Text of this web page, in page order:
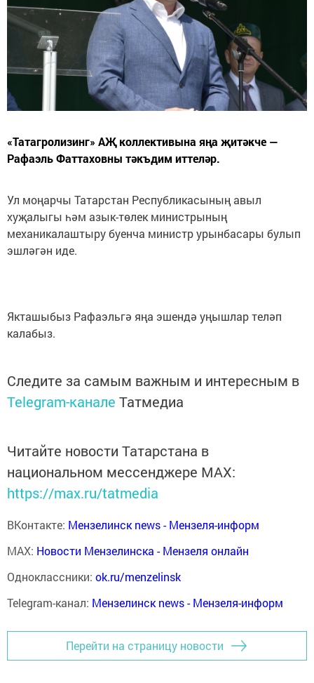
«Татагролизинг» АҖ коллективына яңа җитәкче —
Рафаэль Фаттаховны тәкъдим иттеләр.
Ул моңарчы Татарстан Республикасының авыл
хуҗалыгы һәм азык-төлек министрының
механикалаштыру буенча министр урынбасары булып
эшләгән иде.
Якташыбыз Рафаэльгә яңа эшендә уңышлар теләп
калабыз.
Следите за самым важным и интересным в
Telegram-канале Татмедиа
Читайте новости Татарстана в
национальном мессенджере MАХ:
https://max.ru/tatmedia
ВКонтакте: Мензелинск news - Мензеля-информ
MAX: Новости Мензелинска - Мензеля онлайн
Одноклассники: ok.ru/menzelinsk
Telegram-канал: Мензелинск news - Мензеля-информ
Перейти на страницу новости